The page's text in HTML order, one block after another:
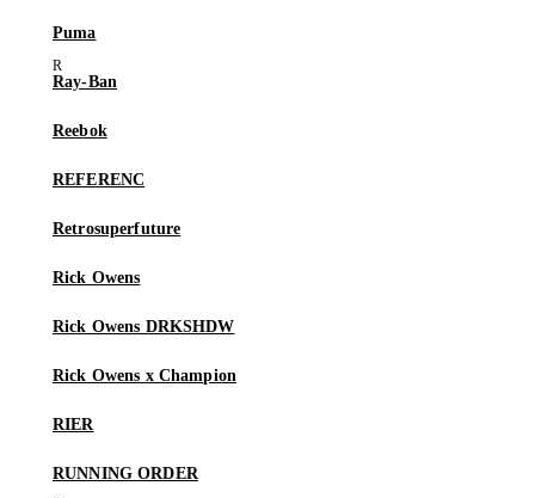
Puma
Ray-Ban
Reebok
REFERENC
Retrosuperfuture
Rick Owens
Rick Owens DRKSHDW
Rick Owens x Champion
RIER
RUNNING ORDER